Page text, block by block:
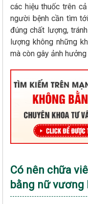
các hiệu thuốc trên
người bệnh cần tìm
đúng chất lượng,
lượng không những
mà còn gây ảnh
Có nên chữa
bằng nữ vương